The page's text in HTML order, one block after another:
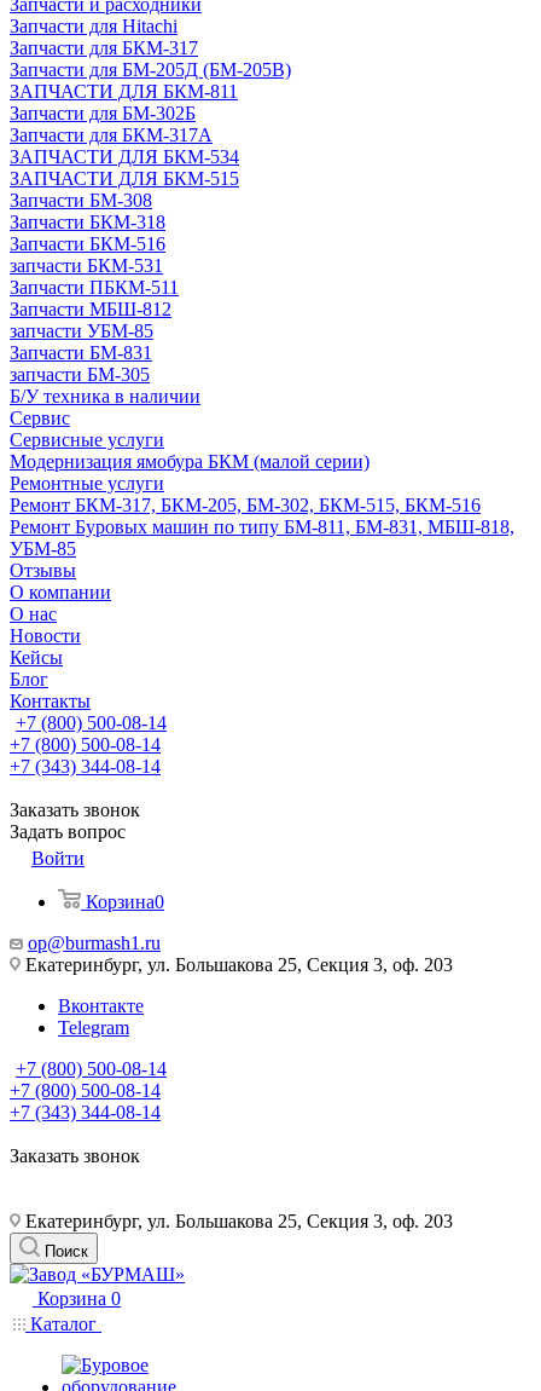
Запчасти и расходники
Запчасти для Hitachi
Запчасти для БКМ-317
Запчасти для БМ-205Д (БМ-205В)
ЗАПЧАСТИ ДЛЯ БКМ-811
Запчасти для БМ-302Б
Запчасти для БКМ-317А
ЗАПЧАСТИ ДЛЯ БКМ-534
ЗАПЧАСТИ ДЛЯ БКМ-515
Запчасти БМ-308
Запчасти БКМ-318
Запчасти БКМ-516
запчасти БКМ-531
Запчасти ПБКМ-511
Запчасти МБШ-812
запчасти УБМ-85
Запчасти БМ-831
запчасти БМ-305
Б/У техника в наличии
Сервис
Сервисные услуги
Модернизация ямобура БКМ (малой серии)
Ремонтные услуги
Ремонт БКМ-317, БКМ-205, БМ-302, БКМ-515, БКМ-516
Ремонт Буровых машин по типу БМ-811, БМ-831, МБШ-818,
УБМ-85
Отзывы
О компании
О нас
Новости
Кейсы
Блог
Контакты
+7 (800) 500-08-14
+7 (800) 500-08-14
+7 (343) 344-08-14
Заказать звонок
Задать вопрос
Войти
Корзина0
op@burmash1.ru
Екатеринбург, ул. Большакова 25, Секция 3, оф. 203
Вконтакте
Telegram
+7 (800) 500-08-14
+7 (800) 500-08-14
+7 (343) 344-08-14
Заказать звонок
Екатеринбург, ул. Большакова 25, Секция 3, оф. 203
Поиск
Корзина 0
Каталог